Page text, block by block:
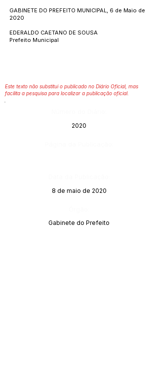
GABINETE DO PREFEITO MUNICIPAL, 6 de Maio de
2020
EDERALDO CAETANO DE SOUSA
Prefeito Municipal
Este texto não substitui o publicado no Diário Oficial, mas
facilita a pesquisa para localizar a publicação oficial.
2020
8 de maio de 2020
Gabinete do Prefeito